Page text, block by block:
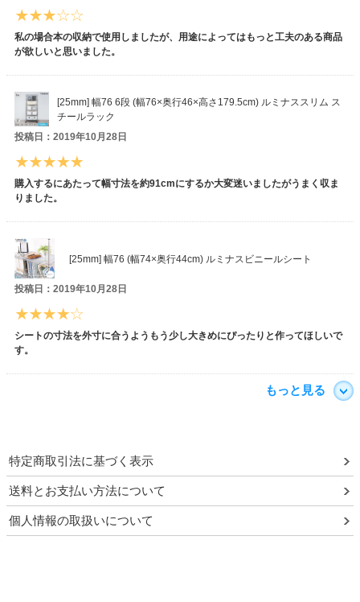
私の場合本の収納で使用しましたが、用途によってはもっと工夫のある商品
が欲しいと思いました。
[25mm] 幅76 6段 (幅76×奥行46×高さ179.5cm) ルミナススリム ス
チールラック
投稿日：2019年10月28日
購入するにあたって幅寸法を約91cmにするか大変迷いましたがうまく収ま
りました。
[25mm] 幅76 (幅74×奥行44cm) ルミナスビニールシート
投稿日：2019年10月28日
シートの寸法を外寸に合うようもう少し大きめにぴったりと作ってほしいで
す。
もっと見る
特定商取引法に基づく表示
送料とお支払い方法について
個人情報の取扱いについて